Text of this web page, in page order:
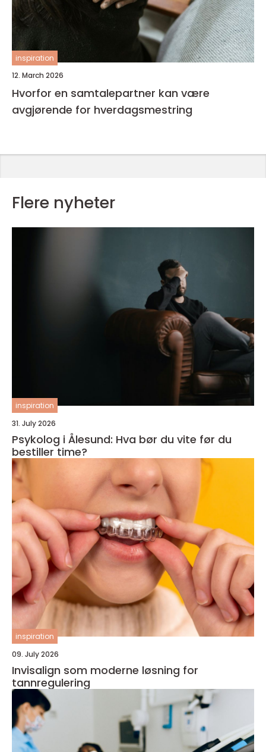
inspiration
12. March 2026
Hvorfor en samtalepartner kan være
avgjørende for hverdagsmestring
Flere nyheter
inspiration
31. July 2026
Psykolog i Ålesund: Hva bør du vite før du
bestiller time?
inspiration
09. July 2026
Invisalign som moderne løsning for
tannregulering